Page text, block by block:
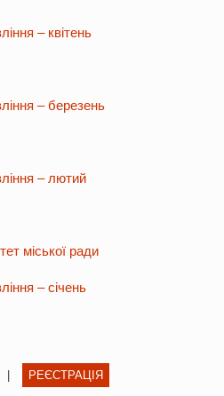
– квітень
– березень
– лютий
міської ради
– січень
РЕЄСТРАЦІЯ